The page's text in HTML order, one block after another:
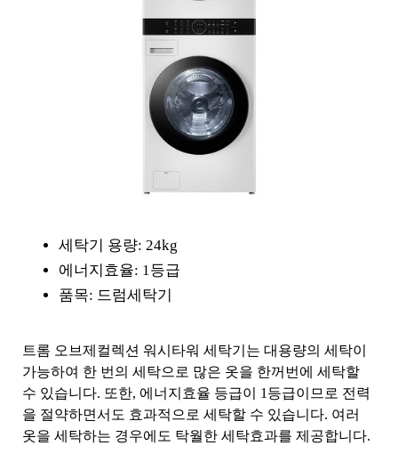
세탁기 용량: 24kg
에너지효율: 1등급
품목: 드럼세탁기
트롬 오브제컬렉션 워시타워 세탁기는 대용량의 세탁이
가능하여 한 번의 세탁으로 많은 옷을 한꺼번에 세탁할
수 있습니다. 또한, 에너지효율 등급이 1등급이므로 전력
을 절약하면서도 효과적으로 세탁할 수 있습니다. 여러
옷을 세탁하는 경우에도 탁월한 세탁효과를 제공합니다.